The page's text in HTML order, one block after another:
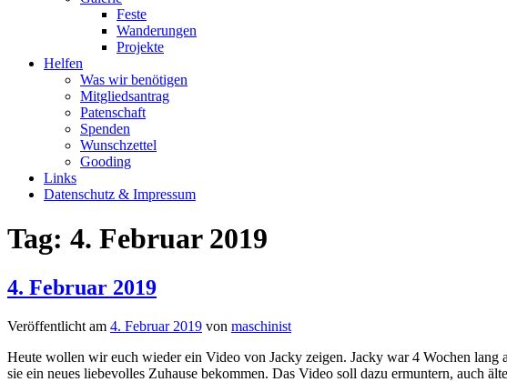
Feste
Wanderungen
Projekte
Helfen
Was wir benötigen
Mitgliedsantrag
Patenschaft
Spenden
Wunschzettel
Gooding
Links
Datenschutz & Impressum
Tag: 4. Februar 2019
4. Februar 2019
Veröffentlicht am 4. Februar 2019 von maschinist
Heute wollen wir euch wieder ein Video von Jacky zeigen. Jacky war 4 Wochen
sie ein neues liebevolles Zuhause bekommen. Das Video soll dazu ermuntern, auch